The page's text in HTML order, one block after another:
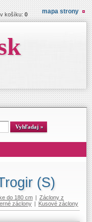
košíku:0 mapa strony
(S)
do 180 cm | Záclony z
záclony | Kusové záclony